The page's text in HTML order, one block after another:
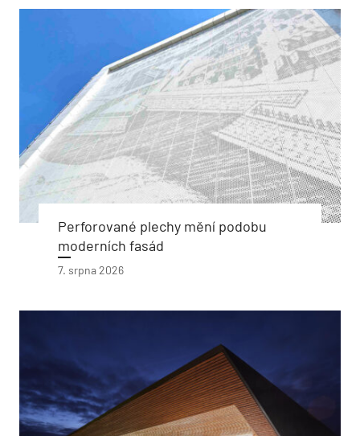
Perforované plechy mění podobu
moderních fasád
7. srpna 2026